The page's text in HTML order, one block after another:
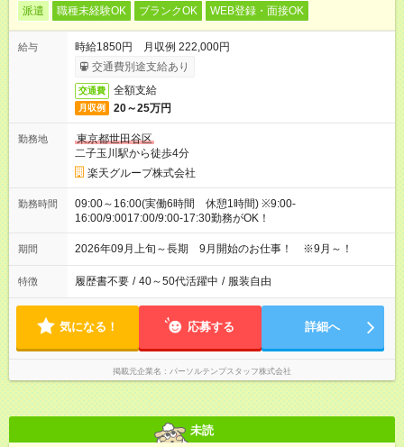
派遣 職種未経験OK ブランクOK WEB登録・面接OK
給与
時給1850円 月収例 222,000円
交通費別途支給あり
交通費 全額支給
月収例 20～25万円
勤務地
東京都世田谷区
二子玉川駅から徒歩4分
楽天グループ株式会社
勤務時間
09:00～16:00(実働6時間 休憩1時間) ※9:00-
16:00/9:0017:00/9:00-17:30勤務がOK！
期間 2026年09月上旬～長期 9月開始のお仕事！ ※9月～！
特徴 履歴書不要 / 40～50代活躍中 / 服装自由
気になる！ 応募する 詳細へ
掲載元企業名 パーソルテンプスタッフ株式会社
未読